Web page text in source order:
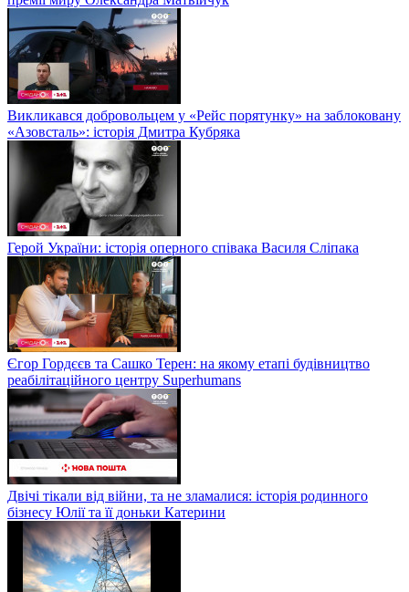
Викликався добровольцем у «Рейс порятунку» на заблоковану
«Азовсталь»: історія Дмитра Кубряка
Герой України: історія оперного співака Василя Сліпака
Єгор Гордєєв та Сашко Терен: на якому етапі будівництво
реабілітаційного центру Superhumans
Двічі тікали від війни, та не зламалися: історія родинного
бізнесу Юлії та її доньки Катерини